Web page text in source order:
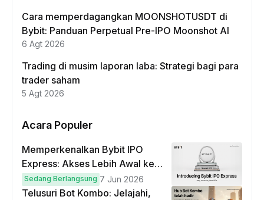
Cara memperdagangkan MOONSHOTUSDT di
Bybit: Panduan Perpetual Pre-IPO Moonshot AI
6 Agt 2026
Trading di musim laporan laba: Strategi bagi para
trader saham
5 Agt 2026
Acara Populer
Memperkenalkan Bybit IPO
Express: Akses Lebih Awal ke
IPO Global!
Sedang Berlangsung 7 Jun 2026
Telusuri Bot Kombo: Jelajahi,